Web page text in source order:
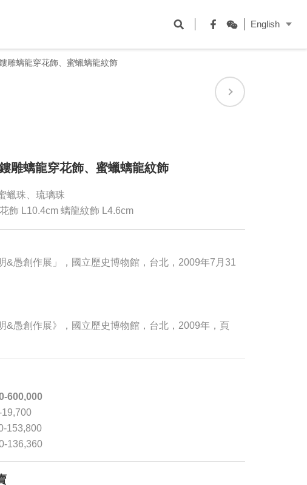
Facebook
WeChat
English
雕螭龍穿花飾、蜜蠟螭龍紋飾
雕螭龍穿花飾、蜜蠟螭龍紋飾
蠟珠、琉璃珠
飾 L10.4cm 螭龍紋飾 L4.6cm
&愚創作展」，國立歷史博物館，台北，2009年7月31
&愚創作展》，國立歷史博物館，台北，2009年，頁
600,000
19,700
153,800
136,360